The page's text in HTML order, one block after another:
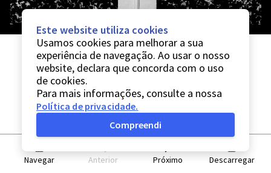
Navegar Anterior Próximo Descarregar
Este website utiliza cookies
Usamos cookies para melhorar a sua
experiência de navegação. Ao usar o nosso
website, declara que concorda com o uso
de cookies.
Para mais informações, consulte a nossa
Política de privacidade.
Compreendi